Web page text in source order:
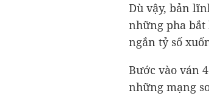
Dù vậy, bản
những pha bắt
ngắn tỷ số
Bước vào ván
những mạng